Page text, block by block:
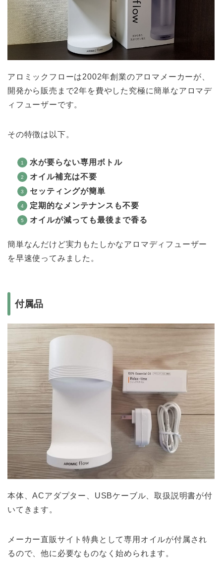
アロミックフローは2002年創業のアロマメーカーが、
開発から販売まで2年を費やした究極に簡単なアロマデ
ィフューザーです。
その特徴は以下。
水が要らない専用ボトル
オイル補充は不要
セッティングが簡単
定期的なメンテナンスも不要
オイルが減っても最後まで香る
簡単なんだけど実力もたしかなアロマディフューザー
を早速使ってみました。
付属品
本体、ACアダプター、USBケーブル、取扱説明書が付
いてきます。
メーカー直販サイト特典として専用オイルが付属され
るので、他に必要なものなく始められます。